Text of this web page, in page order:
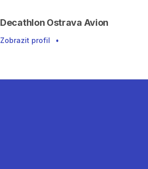
Decathlon Ostrava Avion
Zobrazit profil •